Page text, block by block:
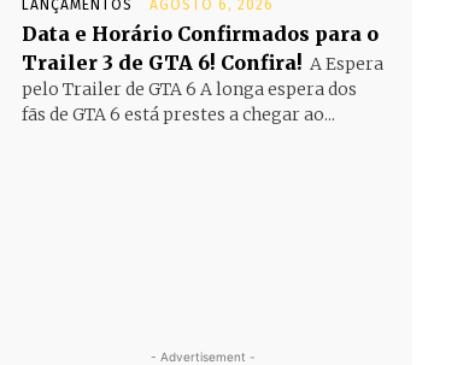
LANÇAMENTOS AGOSTO 6, 2026
Data e Horário Confirmados para o
Trailer 3 de GTA 6! Confira! A Espera
pelo Trailer de GTA 6 A longa espera dos
fãs de GTA 6 está prestes a chegar ao...
- Advertisement -